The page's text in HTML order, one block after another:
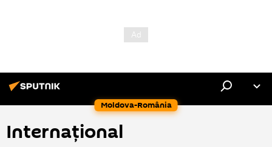
Moldova-România
Internaţional